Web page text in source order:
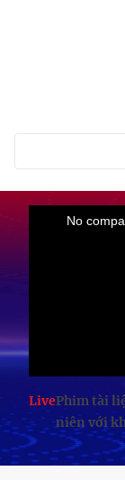
LivePhim tài
niên với